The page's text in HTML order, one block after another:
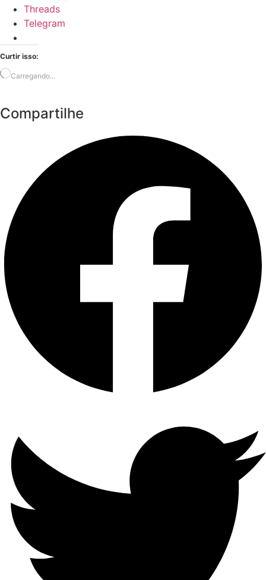
Threads
Telegram
Curtir isso:
Carregando...
Compartilhe